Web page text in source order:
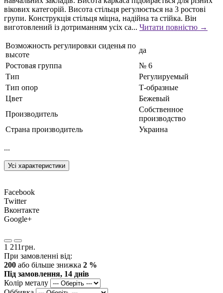
вікових категорій. Висота стільця регулюється на 3 ростові
групи. Конструкція стільця міцна, надійна та стійка. Він
виготовлений із дотриманням усіх са... Читати повністю →
Возможность регулировки сиденья по
высоте
да
Ростовая группа
№ 6
Тип
Регулируемый
Тип опор
Т-образные
Цвет
Бежевый
Производитель
Собственное
производство
Страна производитель
Украина
...
Усі характеристики
Facebook
Twitter
Вконтакте
Google+
1 211грн.
При замовленні від:
200 або більше знижка 2 %
Під замовлення, 14 днів
Колір металу